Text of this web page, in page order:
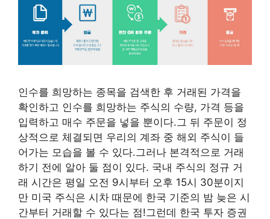
인수를 희망하는 종목을 검색한 후 거래된 가격을
확인하고 인수를 희망하는 주식의 수량, 가격 등을
입력하고 매수 주문을 넣을 뿐이다.그 뒤 주문이 정
상적으로 체결되면 우리의 계좌 중 해외 주식이 들
어가는 모습을 볼 수 있다.그러나 본격적으로 거래
하기 전에 알아 둘 점이 있다. 국내 주식의 정규 거
래 시간은 평일 오전 9시부터 오후 15시 30분이지
만 미국 주식은 시차 때문에 한국 기준의 밤 늦은 시
간부터 거래할 수 있다는 점!그런데 한국 투자 증권